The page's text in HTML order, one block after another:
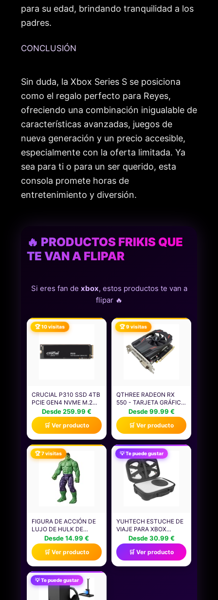
para su edad, brindando tranquilidad a los
padres.
CONCLUSIÓN
Sin duda, la Xbox Series S se posiciona
como el regalo perfecto para Reyes,
ofreciendo una combinación inigualable de
características avanzadas, juegos de
nueva generación y un precio accesible,
especialmente con la oferta limitada. Ya
sea para ti o para un ser querido, esta
consola promete horas de
entretenimiento y diversión.
🔥 PRODUCTOS FRIKIS QUE
TE VAN A FLIPAR
Si eres fan de xbox, estos productos te van a
flipar 🔥
🏆 10 visitas
CRUCIAL P310 SSD 4TB
PCIE GEN4 NVME M.2
2280, DISCO INTERNO,
HASTA 7.100 MB/S,
COMPATIBLE CON
ORDENADOR PORTÁTIL
Y DE SOBREMESA &
CONSOLAS DE JUEGOS
PORTÁTILES -
CT4000P310SSD801
Desde 259.99 €
🛒 Ver producto
🏆 9 visitas
QTHREE RADEON RX
550 - TARJETA GRÁFICA
GDDR5 DE 4 GB, 128
BITS, TARJETA DE VIDEO
DE PC PARA JUEGOS,
GPU ITX, PCI EXPRESS
3.0 X8, DIRECTX 12,
DISPLAYPORT, HDMI,
DVI-D
Desde 99.99 €
🛒 Ver producto
🏆 7 visitas
FIGURA DE ACCIÓN DE
LUJO DE HULK DE
MARVEL AVENGERS
TITAN HERO SERIES
BLAST GEAR, JUGUETE
DE SUPERHÉROE PARA
EL JUEGO DE ROL DE 30
CM, NIÑOS DE 4 AÑOS O
MÁS
Desde 14.99 €
🛒 Ver producto
💡 Te puede gustar
YUHTECH ESTUCHE DE
VIAJE PARA XBOX
SERIES S CONSOLA,
BOLSA DE
ALMACENAMIENTO
PARA XBOX SERIES S
CONSOLA,
Desde 30.99 €
🛒 Ver producto
💡 Te puede gustar